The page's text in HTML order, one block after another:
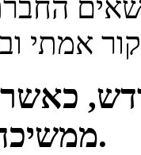
ממשיכה לעלות.